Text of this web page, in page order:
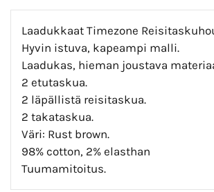
Laadukkaat Timezone
Hyvin istuva, kapeampi malli.
Laadukas, hieman joustava
2 etutaskua.
2 läpällistä reisitaskua.
2 takataskua.
Väri: Rust brown.
98% cotton, 2% elasthan
Tuumamitoitus.